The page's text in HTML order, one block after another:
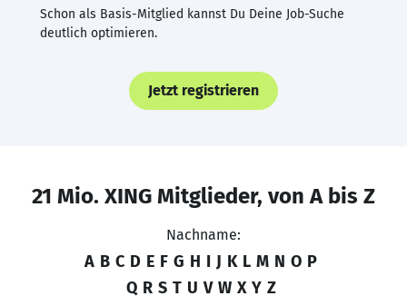
Schon als Basis-Mitglied kannst Du Deine Job-Suche
deutlich optimieren.
Jetzt registrieren
21 Mio. XING Mitglieder, von A bis Z
Nachname:
A B C D E F G H I J K L M N O P
Q R S T U V W X Y Z